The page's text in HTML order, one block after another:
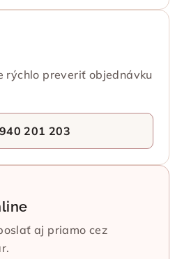
rýchlo preveriť objednávku
201 203
aj priamo cez